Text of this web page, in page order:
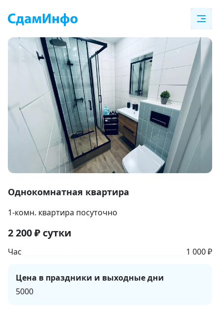
1
10
Однокомнатная квартира
1-комн. квартира посуточно
2 200₽ сутки
Час 1 000 ₽
Цена в праздники и выходные дни
5000